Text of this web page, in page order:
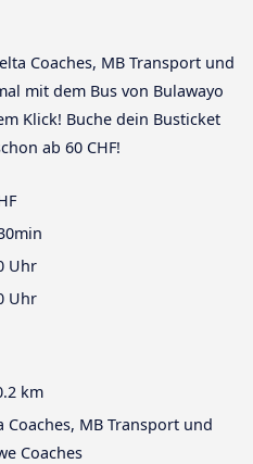
Coaches, MB Transport und
mit dem Bus von Bulawayo
Klick! Buche dein Busticket
ab 60 CHF!
Uhr
Uhr
km
Coaches, MB Transport und
Coaches